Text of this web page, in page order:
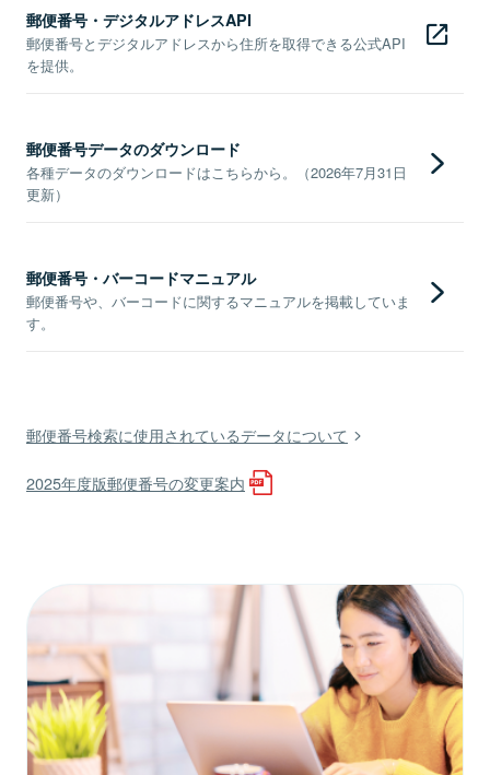
郵便番号・デジタルアドレスAPI
郵便番号とデジタルアドレスから住所を取得できる公式API
を提供。
郵便番号データのダウンロード
各種データのダウンロードはこちらから。（2026年7月31日
更新）
郵便番号・バーコードマニュアル
郵便番号や、バーコードに関するマニュアルを掲載していま
す。
郵便番号検索に使用されているデータについて
2025年度版郵便番号の変更案内